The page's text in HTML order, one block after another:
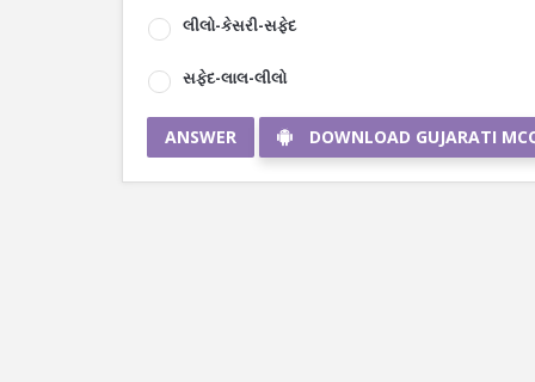
લીલો-કેસરી-સફેદ
સફેદ-લાલ-લીલો
ANSWER DOWNLOAD GUJARATI